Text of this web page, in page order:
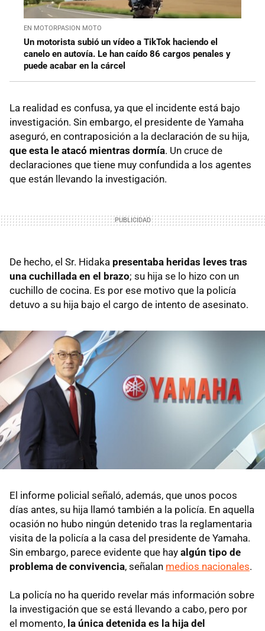
EN MOTORPASION MOTO
Un motorista subió un vídeo a TikTok haciendo el
canelo en autovía. Le han caído 86 cargos penales y
puede acabar en la cárcel
La realidad es confusa, ya que el incidente está bajo
investigación. Sin embargo, el presidente de Yamaha
aseguró, en contraposición a la declaración de su hija,
que esta le atacó mientras dormía. Un cruce de
declaraciones que tiene muy confundida a los agentes
que están llevando la investigación.
De hecho, el Sr. Hidaka presentaba heridas leves tras
una cuchillada en el brazo; su hija se lo hizo con un
cuchillo de cocina. Es por ese motivo que la policía
detuvo a su hija bajo el cargo de intento de asesinato.
El informe policial señaló, además, que unos pocos
días antes, su hija llamó también a la policía. En aquella
ocasión no hubo ningún detenido tras la reglamentaria
visita de la policía a la casa del presidente de Yamaha.
Sin embargo, parece evidente que hay algún tipo de
problema de convivencia, señalan medios nacionales.
La policía no ha querido revelar más información sobre
la investigación que se está llevando a cabo, pero por
el momento, la única detenida es la hija del